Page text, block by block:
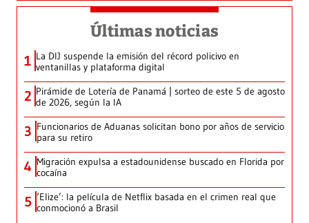
Últimas noticias
1 La DIJ suspende la emisión del récord policivo en
ventanillas y plataforma digital
2 Pirámide de Lotería de Panamá | sorteo de este 5 de agosto
de 2026, según la IA
3 Funcionarios de Aduanas solicitan bono por años de servicio
para su retiro
4 Migración expulsa a estadounidense buscado en Florida por
cocaína
5 ‘Elize’: la película de Netflix basada en el crimen real que
conmocionó a Brasil